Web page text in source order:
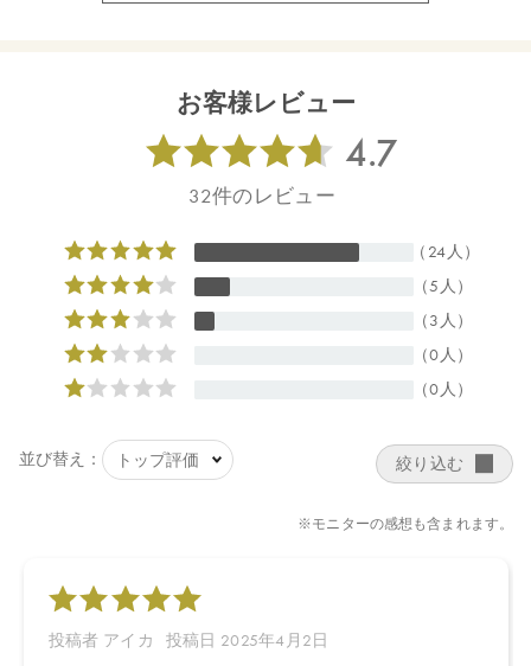
4570106730089
【店舗発売日】
CosmeKitchen 2024/5/15
Biople 2024/5/15
Make↗Kitchen 2024/5/15
※店舗での取り扱いや詳しい在庫状況につきましては、各店舗に
※発売日は予告なく変更する可能性がございます。予めご了承く
ださい。
商品によっては、お届けまで１～２週間かかる場合がございます
●パッケージはリニューアル等の理由により、写真と異なる場合が
ございます。
●パッケージのリニューアル等の理由により、成分・処方が記載と
お客様レビュー